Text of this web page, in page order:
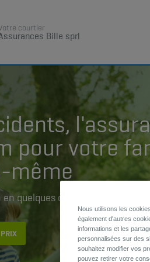
courtier
Bille sprl
pour votre
même
quelques clics, sans
Nous utilisons les
également d'autres
informations et les
personnalisées sur des
souhaitez modifier vos
pouvez retirer votre